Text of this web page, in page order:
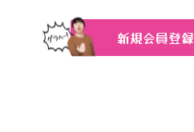
新規会員登録